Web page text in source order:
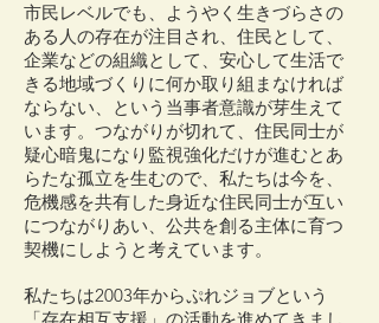
市民レベルでも、ようやく生きづらさの
ある人の存在が注目され、住民として、
企業などの組織として、安心して生活で
きる地域づくりに何か取り組まなければ
ならない、という当事者意識が芽生えて
います。つながりが切れて、住民同士が
疑心暗鬼になり監視強化だけが進むとあ
らたな孤立を生むので、私たちは今を、
危機感を共有した身近な住民同士が互い
につながりあい、公共を創る主体に育つ
契機にしようと考えています。
私たちは2003年からぷれジョブという